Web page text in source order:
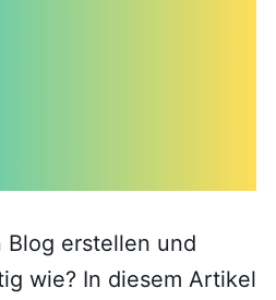
erstellen und
wie? In diesem Artikel